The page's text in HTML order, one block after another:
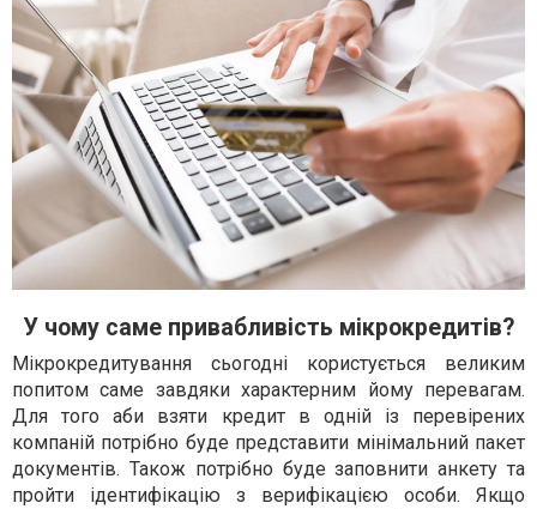
У чому саме привабливість мікрокредитів?
Мікрокредитування сьогодні користується великим
попитом саме завдяки характерним йому перевагам.
Для того аби взяти кредит в одній із перевірених
компаній потрібно буде представити мінімальний пакет
документів. Також потрібно буде заповнити анкету та
пройти ідентифікацію з верифікацією особи. Якщо